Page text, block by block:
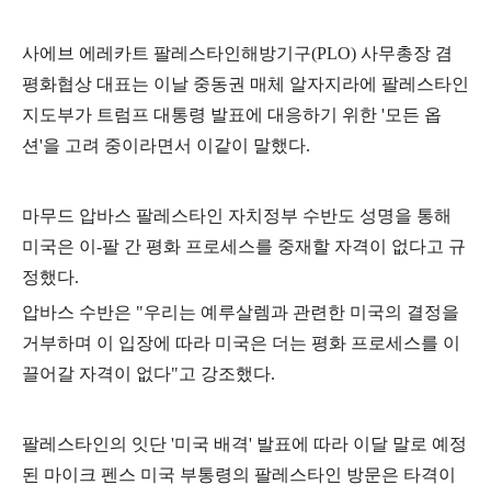
사에브 에레카트 팔레스타인해방기구(PLO) 사무총장 겸
평화협상 대표는 이날 중동권 매체 알자지라에 팔레스타인
지도부가 트럼프 대통령 발표에 대응하기 위한 '모든 옵
션'을 고려 중이라면서 이같이 말했다.
마무드 압바스 팔레스타인 자치정부 수반도 성명을 통해
미국은 이 -팔 간 평화 프로세스를 중재할 자격이 없다고 규
정했다.
압바스 수반은 "우리는 예루살렘과 관련한 미국의 결정을
거부하며 이 입장에 따라 미국은 더는 평화 프로세스를 이
끌어갈 자격이 없다"고 강조했다.
팔레스타인의 잇단 '미국 배격' 발표에 따라 이달 말로 예정
된 마이크 펜스 미국 부통령의 팔레스타인 방문은 타격이